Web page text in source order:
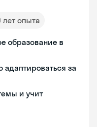
лет опыта
образование в
за
и учит